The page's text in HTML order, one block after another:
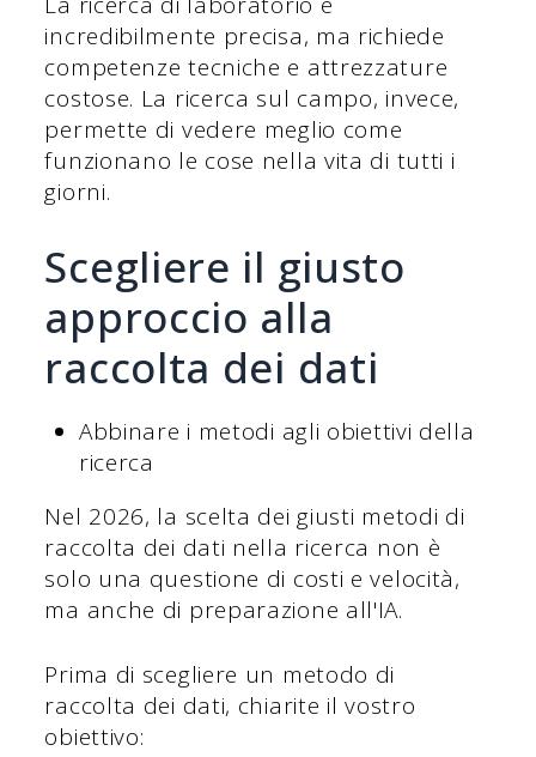
incredibilmente precisa, ma richiede
competenze tecniche e attrezzature
costose. La ricerca sul campo, invece,
permette di vedere meglio come
funzionano le cose nella vita di tutti i
giorni.
Scegliere il giusto
approccio alla
raccolta dei dati
Abbinare i metodi agli obiettivi della
ricerca
Nel 2026, la scelta dei giusti metodi di
raccolta dei dati nella ricerca non è
solo una questione di costi e velocità,
ma anche di preparazione all'IA.
Prima di scegliere un metodo di
raccolta dei dati, chiarite il vostro
obiettivo: